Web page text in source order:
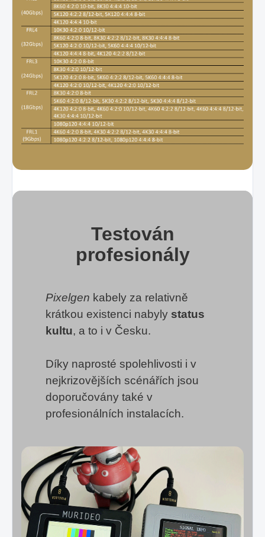
Testován
profesionály
Pixelgen kabely za relativně
krátkou existenci nabyly status
kultu, a to i v Česku.
Díky naprosté spolehlivosti i v
nejkrizovějších scénářích jsou
doporučovány také v
profesionálních instalacích.